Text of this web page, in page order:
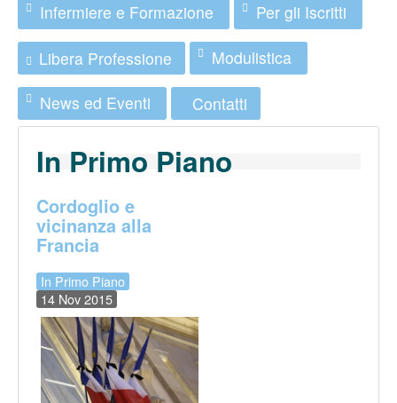
Infermiere e Formazione Per gli Iscritti
Libera Professione Modulistica
News ed Eventi Contatti
In Primo Piano
Cordoglio e
vicinanza alla
Francia
In Primo Piano
14 Nov 2015